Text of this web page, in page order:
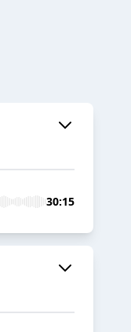
30:15